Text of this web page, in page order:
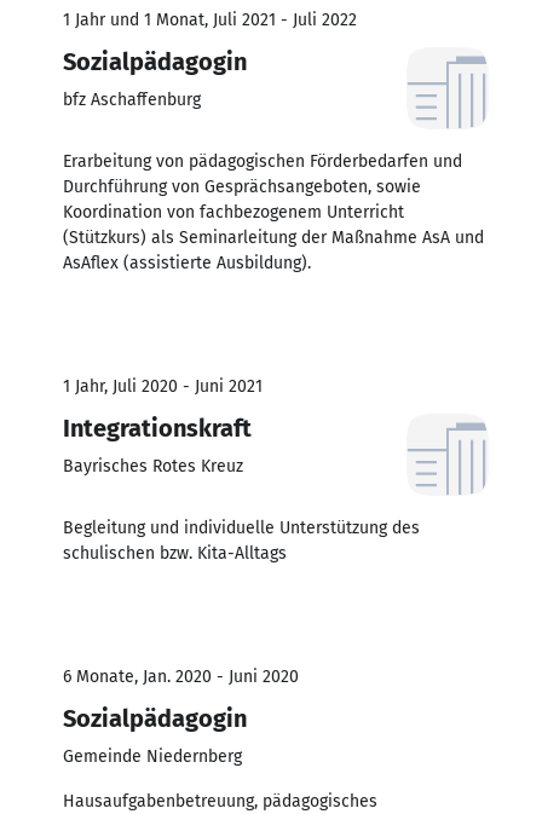
1 Jahr und 1 Monat, Juli 2021 - Juli 2022
Sozialpädagogin
bfz Aschaffenburg
Erarbeitung von pädagogischen Förderbedarfen und
Durchführung von Gesprächsangeboten, sowie
Koordination von fachbezogenem Unterricht
(Stützkurs) als Seminarleitung der Maßnahme AsA und
AsAflex (assistierte Ausbildung).
1 Jahr, Juli 2020 - Juni 2021
Integrationskraft
Bayrisches Rotes Kreuz
Begleitung und individuelle Unterstützung des
schulischen bzw. Kita-Alltags
6 Monate, Jan. 2020 - Juni 2020
Sozialpädagogin
Gemeinde Niedernberg
Hausaufgabenbetreuung, pädagogisches